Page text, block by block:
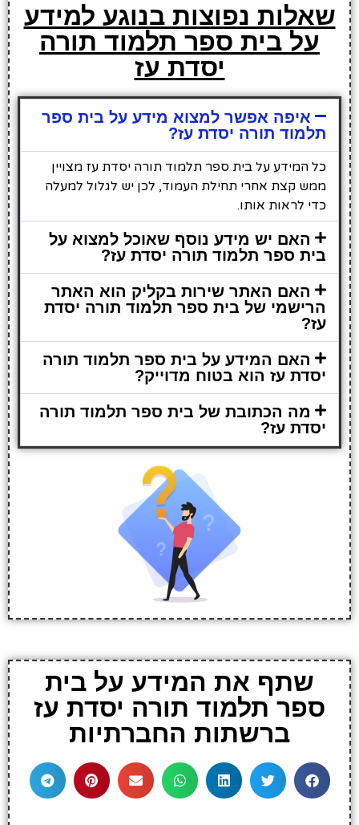
שאלות נפוצות בנוגע למידע
על בית ספר תלמוד תורה
יסדת עז
איפה אפשר למצוא מידע על בית ספר
תלמוד תורה יסדת עז?
כל המידע על בית ספר תלמוד תורה יסדת עז מצויין
ממש קצת אחרי תחילת העמוד, לכן יש לגלול למעלה
כדי לראות אותו.
האם יש מידע נוסף שאוכל למצוא על
בית ספר תלמוד תורה יסדת עז?
האם האתר שירות בקליק הוא האתר
הרישמי של בית ספר תלמוד תורה יסדת
עז?
האם המידע על בית ספר תלמוד תורה
יסדת עז הוא בטוח מדוייק?
מה הכתובת של בית ספר תלמוד תורה
יסדת עז?
שתף את המידע על בית
ספר תלמוד תורה יסדת עז
ברשתות החברתיות